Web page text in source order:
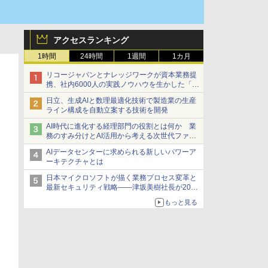
アクセスランキング
1時間 24時間 1週間 1カ月
リコージャパンとナレッジワークが資本業務提
携、社内6000人の実践ノウハウを生かした「AI
商談記録 for RICOH」を展開へ
日立、生成AIと数理最適化技術で製造業の生産
ライン構成を自動立案する技術を開発
AI時代に進化する経理部門の役割とは何か 業
務のすみ分けとAI活用から考える次世代ファイ
ナンス戦略
AIデータセンターに求められる新しいパワーア
ーキテクチャとは
日本マイクロソフトが描く業務プロセス変革と
最新セキュリティ戦略――津坂美樹社長が2027
もっと見る